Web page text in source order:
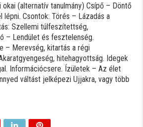
(alternatív tanulmány) Csípő – Döntő
lépni. Csontok: Törés – Lázadás a
Szellemi túlfeszítettség,
– Lendület és fesztelenség.
– Merevség, kitartás a régi
hitehagyottság. Idegek
Információcsere. Ízületek – Az élet
váltást jelképezi Ujjakra, vagy több